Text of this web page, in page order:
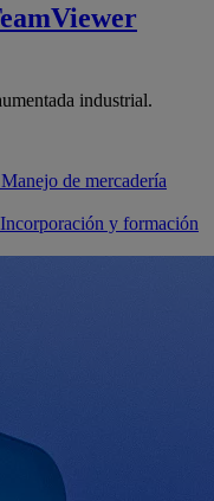
industrial.
Manejo de mercadería
Incorporación y formación